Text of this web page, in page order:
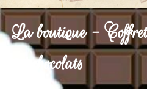
La boutique -
21 chocolats